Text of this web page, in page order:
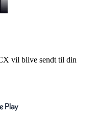
vil blive sendt til din